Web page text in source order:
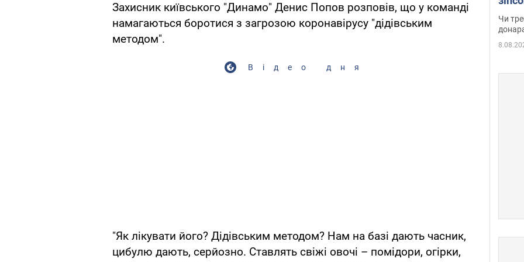
Захисник київського "Динамо" Денис Попов розповів, що у команді
намагаються боротися з загрозою коронавірусу "дідівським
методом".
Відео дня
"Як лікувати його? Дідівським методом? Нам на базі дають часник,
цибулю дають, серйозно. Ставлять свіжі овочі – помідори, огірки,
Чи